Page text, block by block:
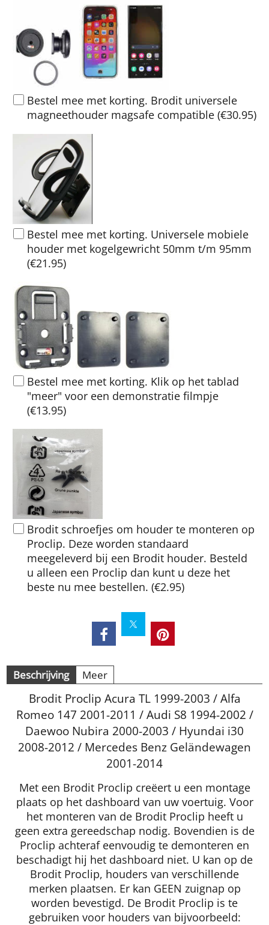
Bestel mee met korting. Brodit universele
magneethouder magsafe compatible (€30.95)
Bestel mee met korting. Universele mobiele
houder met kogelgewricht 50mm t/m 95mm
(€21.95)
Bestel mee met korting. Klik op het tablad
"meer" voor een demonstratie filmpje
(€13.95)
Brodit schroefjes om houder te monteren op
Proclip. Deze worden standaard
meegeleverd bij een Brodit houder. Besteld
u alleen een Proclip dan kunt u deze het
beste nu mee bestellen. (€2.95)
Beschrijving Meer
Brodit Proclip Acura TL 1999-2003 / Alfa
Romeo 147 2001-2011 / Audi S8 1994-2002 /
Daewoo Nubira 2000-2003 / Hyundai i30
2008-2012 / Mercedes Benz Geländewagen
2001-2014
Met een Brodit Proclip creëert u een montage
plaats op het dashboard van uw voertuig. Voor
het monteren van de Brodit Proclip heeft u
geen extra gereedschap nodig. Bovendien is de
Proclip achteraf eenvoudig te demonteren en
beschadigt hij het dashboard niet. U kan op de
Brodit Proclip, houders van verschillende
merken plaatsen. Er kan GEEN zuignap op
worden bevestigd. De Brodit Proclip is te
gebruiken voor houders van bijvoorbeeld: